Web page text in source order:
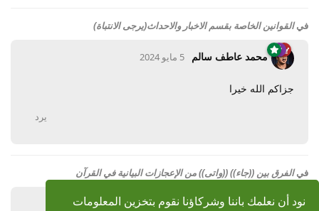
نود أن نعلمك باننا وشركاؤنا نقوم بتخزين المعلومات
فيالقوانين الخاصة بقسم الاخبار والاحداث(يرجى الانتباة)
محمد عاطف سالم 5 مايو 2024
جزاكم الله خيرا
يرد
فيالفرق بين ((جاء)) ((واتى)) من الإعجازات البيانية في القرآن
محمد عاطف سالم 5 مايو 2024